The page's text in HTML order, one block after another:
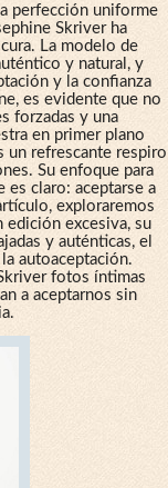
perfección uniforme
Skriver ha
La modelo de
y natural, y
y la confianza
es evidente que no
forzadas y una
en primer plano
un refrescante respiro
Su enfoque para
es claro: aceptarse a
exploraremos
excesiva, su
y auténticas, el
autoaceptación.
fotos íntimas
a aceptarnos sin